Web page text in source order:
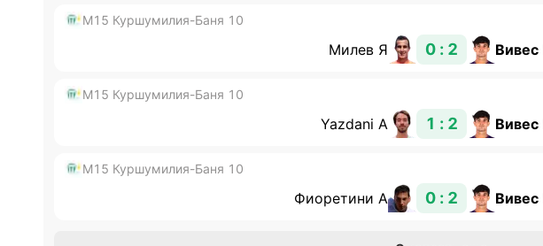
M15 Куршумилия-Баня 10
Милев Я 0 : 2
M15 Куршумилия-Баня 10
Yazdani А 1 : 2
M15 Куршумилия-Баня 10
Фиоретини А 0 : 2